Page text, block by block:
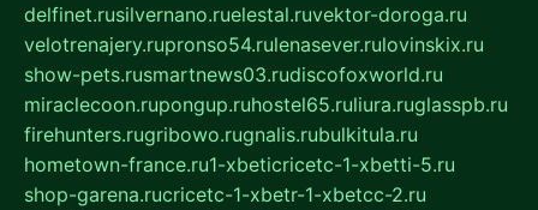
delfinet.rusilvernano.ruelestal.ruvektor-doroga.ru
velotrenajery.rupronso54.rulenasever.rulovinskix.ru
show-pets.rusmartnews03.rudiscofoxworld.ru
miraclecoon.rupongup.ruhostel65.ruliura.ruglasspb.ru
firehunters.rugribowo.rugnalis.rubulkitula.ru
hometown-france.ru1-xbeticricetc-1-xbetti-5.ru
shop-garena.rucricetc-1-xbetr-1-xbetcc-2.ru